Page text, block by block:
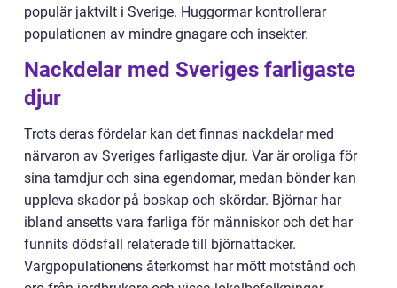
populär jaktvilt i Sverige. Huggormar kontrollerar
populationen av mindre gnagare och insekter.
Nackdelar med Sveriges farligaste
djur
Trots deras fördelar kan det finnas nackdelar med
närvaron av Sveriges farligaste djur. Var är oroliga för
sina tamdjur och sina egendomar, medan bönder kan
uppleva skador på boskap och skördar. Björnar har
ibland ansetts vara farliga för människor och det har
funnits dödsfall relaterade till björnattacker.
Vargpopulationens återkomst har mött motstånd och